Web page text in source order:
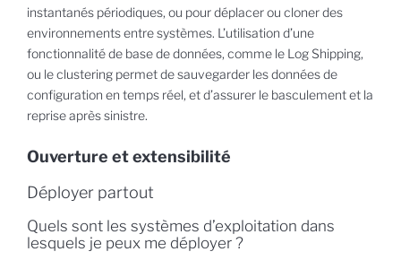
instantanés périodiques, ou pour déplacer ou cloner des
environnements entre systèmes. L’utilisation d’une
fonctionnalité de base de données, comme le Log Shipping,
ou le clustering permet de sauvegarder les données de
configuration en temps réel, et d’assurer le basculement et la
reprise après sinistre.
Ouverture et extensibilité
Déployer partout
Quels sont les systèmes d’exploitation dans
lesquels je peux me déployer ?